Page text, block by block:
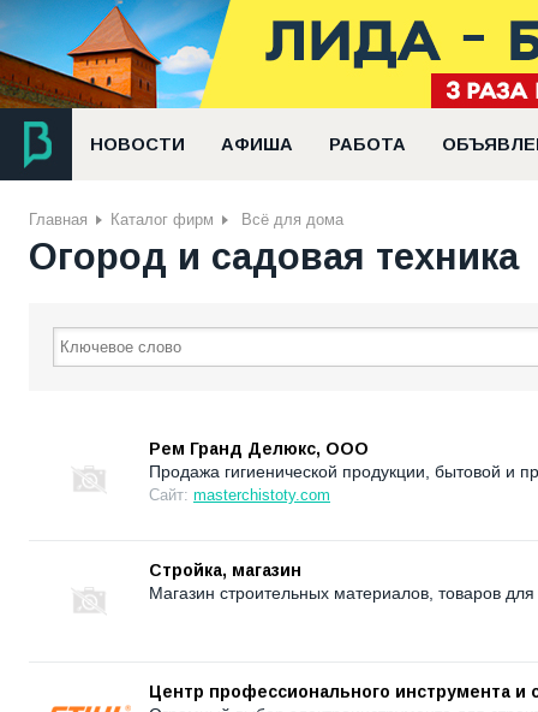
НОВОСТИ АФИША РАБОТА
Главная Каталог фирм Всё для дома
Огород и садовая техника
Рем Гранд Делюкс, ООО
Продажа гигиенической продукции, бытовой и
Сайт: masterchistoty.com
Стройка, магазин
Магазин строительных материалов, товаров
Центр профессионального инструмента и